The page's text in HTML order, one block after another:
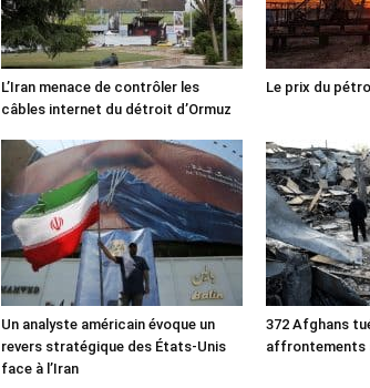
L’Iran menace de contrôler les
câbles internet du détroit d’Ormuz
Le prix du
Un analyste américain évoque un
revers stratégique des États-Unis
face à l’Iran
372 Afghans
affrontements